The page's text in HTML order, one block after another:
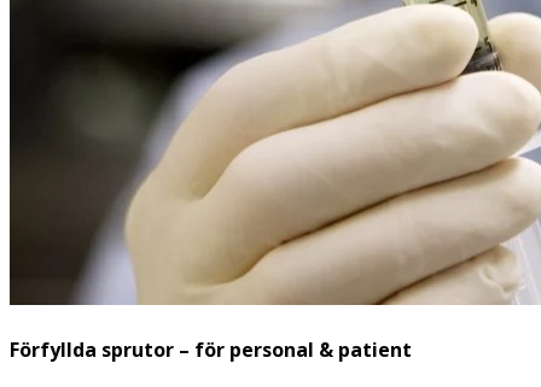
Förfyllda sprutor – för personal & patient